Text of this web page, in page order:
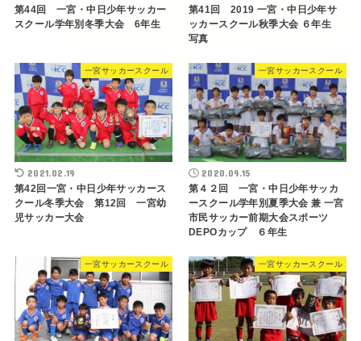
第44回 一宮・中日少年サッカー
スクール学年別冬季大会 6年生
第41回 2019 一宮・中日少年サ
ッカースクール秋季大会 ６年生
写真
一宮サッカースクール
2021.02.19
第42回一宮・中日少年サッカース
クール冬季大会 第12回 一宮幼
児サッカー大会
一宮サッカースクール
2020.09.15
第４２回 一宮・中日少年サッカ
ースクール学年別夏季大会 兼 一宮
市民サッカー前期大会スポーツ
DEPOカップ ６年生
一宮サッカースクール 一宮サッカースクール